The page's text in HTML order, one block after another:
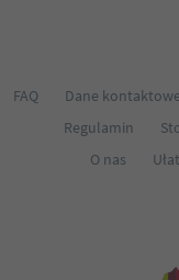
FAQ Dane kontaktowe
Regulamin
O nas